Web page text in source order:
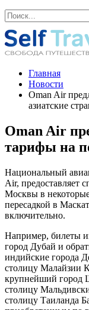
Главная
Новости
Oman Air
азиатские
Oman Air
тарифы на
Национальный
Air, предоставляет
Москвы в
пересадкой в
включительно.
Например, билеты
город Дубай и
индийские города
столицу Малайзии
крупнейший город
столицу
столицу Таиланда